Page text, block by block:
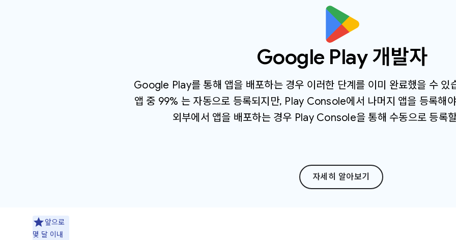
Google Play 개발자
Google Play를 통해 앱을 배포하는 경우 이러한 단계를 이미 완료했을 수
앱 중 99% 는 자동으로 등록되지만, Play Console에서 나머지 앱을 등록해
외부에서 앱을 배포하는 경우 Play Console을 통해 수동으로 등록
자세히 알아보기
앞으로
몇 달 이내